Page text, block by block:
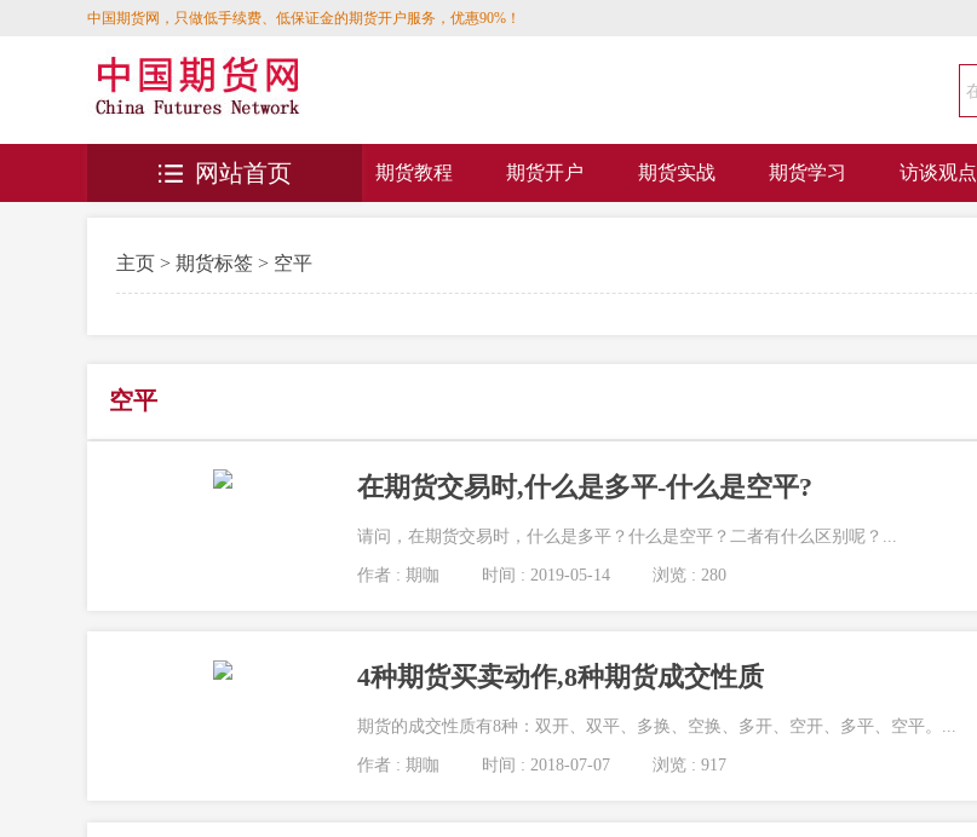
中国期货网，只做低手续费、低保证金的期货开户服务，优惠90%！
期货教程 期货开户 期货实战 期货学习 访谈观点
网站首页
主页 > 期货标签 > 空平
空平
在期货交易时,什么是多平-什么是空平?
请问，在期货交易时，什么是多平？什么是空平？二者有什么区别呢？...
作者 : 期咖 时间 : 2019-05-14 浏览 : 280
4种期货买卖动作,8种期货成交性质
期货的成交性质有8种：双开、双平、多换、空换、多开、空开、多平、空平。...
作者 : 期咖 时间 : 2018-07-07 浏览 : 917